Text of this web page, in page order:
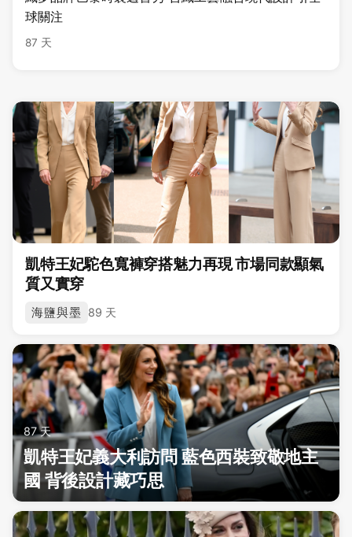
球關注
87 天
凱特王妃駝色寬褲穿搭魅力再現 市場同款顯氣
質又實穿
海鹽與墨 89 天
87 天
凱特王妃義大利訪問 藍色西裝致敬地主
國 背後設計藏巧思